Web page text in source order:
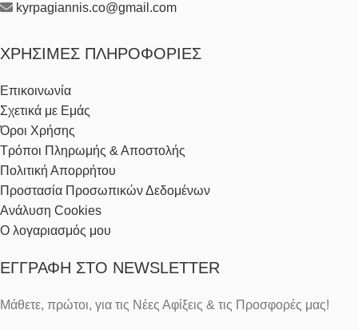
kyrpagiannis.co@gmail.com
ΧΡΉΣΙΜΕΣ ΠΛΗΡΟΦΟΡΊΕΣ
Επικοινωνία
Σχετικά με Εμάς
Όροι Χρήσης
Τρόποι Πληρωμής & Αποστολής
Πολιτική Απορρήτου
Προστασία Προσωπικών Δεδομένων
Ανάλυση Cookies
Ο λογαριασμός μου
ΕΓΓΡΑΦΉ ΣΤΟ NEWSLETTER
Μάθετε, πρώτοι, για τις Νέες Αφίξεις & τις Προσφορές μας!